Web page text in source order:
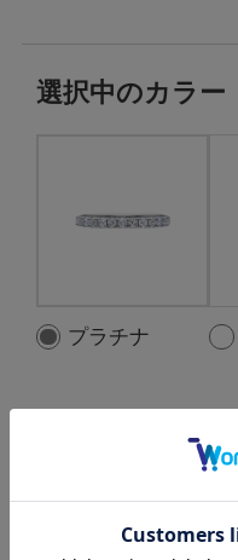
選択中のカラー
プラチナ
選択中の中石 ：
D:0.18ct